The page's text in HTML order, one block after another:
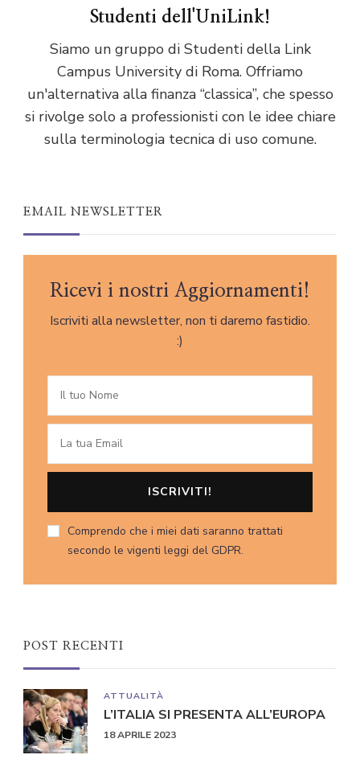
Studenti dell'UniLink!
Siamo un gruppo di Studenti della Link
Campus University di Roma. Offriamo
un'alternativa alla finanza “classica”, che spesso
si rivolge solo a professionisti con le idee chiare
sulla terminologia tecnica di uso comune.
EMAIL NEWSLETTER
Ricevi i nostri Aggiornamenti!
Iscriviti alla newsletter, non ti daremo fastidio.
:)
Comprendo che i miei dati saranno trattati
secondo le vigenti leggi del GDPR.
POST RECENTI
ATTUALITÀ
L’ITALIA SI PRESENTA ALL’EUROPA
18 APRILE 2023